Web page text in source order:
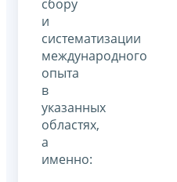
сбору
и
систематизации
международного
опыта
в
указанных
областях,
а
именно: